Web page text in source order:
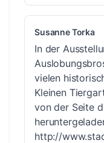
Susanne Torka
In der
vielen
Kleinen
von der Seite
http://